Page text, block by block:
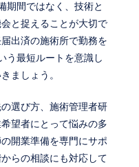
期間ではなく、技術と
と捉えることが大切で
出済の施術所で勤務を
う最短ルートを意識し
ましょう。
選び方、施術管理者研
望者にとって悩みの多
開業準備を専門にサポ
らの相談にも対応して